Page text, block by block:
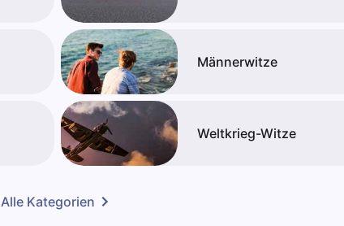
Männerwitze
Weltkrieg-Witze
Alle Kategorien